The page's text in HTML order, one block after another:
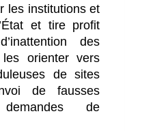
les institutions et
et tire profit
des
orienter vers
de sites
de fausses
de